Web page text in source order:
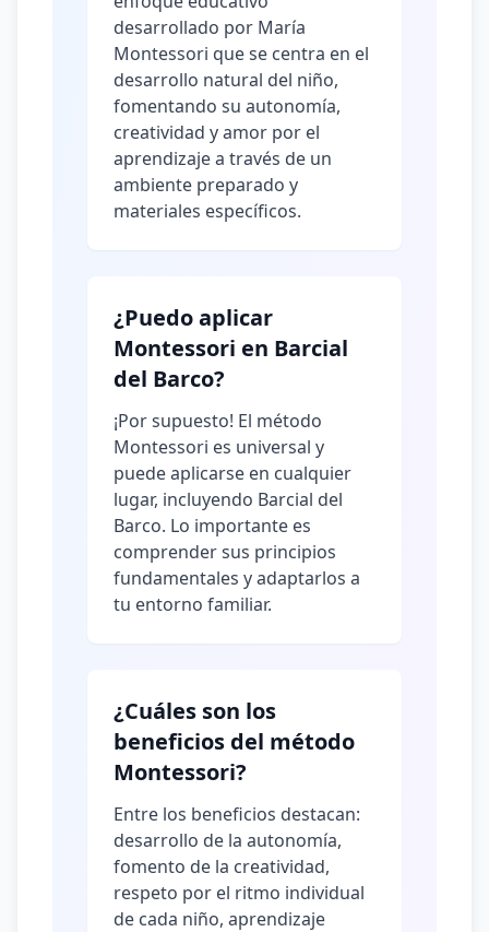
desarrollado por María
Montessori que se centra en el
desarrollo natural del niño,
fomentando su autonomía,
creatividad y amor por el
aprendizaje a través de un
ambiente preparado y
materiales específicos.
¿Puedo aplicar
Montessori en Barcial
del Barco?
¡Por supuesto! El método
Montessori es universal y
puede aplicarse en cualquier
lugar, incluyendo Barcial del
Barco. Lo importante es
comprender sus principios
fundamentales y adaptarlos a
tu entorno familiar.
¿Cuáles son los
beneficios del método
Montessori?
Entre los beneficios destacan:
desarrollo de la autonomía,
fomento de la creatividad,
respeto por el ritmo individual
de cada niño, aprendizaje